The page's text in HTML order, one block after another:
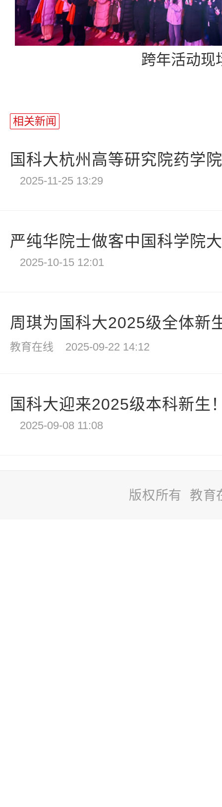
跨年活动现
相关新闻
国科大杭州高等研究院药学
2025-11-25 13:29
严纯华院士做客中国科学院
2025-10-15 12:01
周琪为国科大2025级全体新
教育在线 2025-09-22 14:12
国科大迎来2025级本科新生
2025-09-08 11:08
版权所有 教育